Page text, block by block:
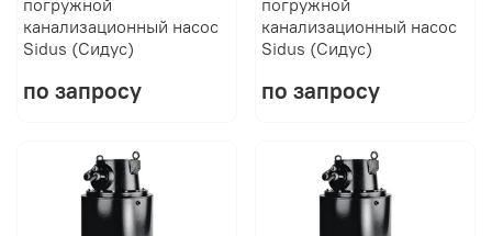
канализационный насос
Sidus (Сидус)
по запросу
канализационный насос
Sidus (Сидус)
по запросу